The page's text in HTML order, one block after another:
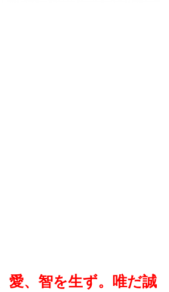
愛、智を生ず。唯だ誠